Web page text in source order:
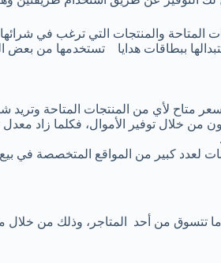
والمنتجات التي ترغب في شرائها
ببطاقات هدايا تستخدمها من بعض
لأي من المنتجات المتاحة وتريد
من خلال توفير الأموال، فكلما زاد
لعدد كبير من المواقع المتخصصة في
تتسوق من أحد المتاجر، وذلك من خلال